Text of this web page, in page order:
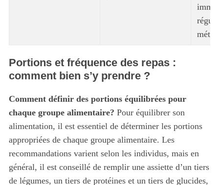
Portions et fréquence des repas :
comment bien s’y prendre ?
Comment définir des portions équilibrées pour
chaque groupe alimentaire? Pour équilibrer son
alimentation, il est essentiel de déterminer les portions
appropriées de chaque groupe alimentaire. Les
recommandations varient selon les individus, mais en
général, il est conseillé de remplir une assiette d’un tiers
de légumes, un tiers de protéines et un tiers de glucides,